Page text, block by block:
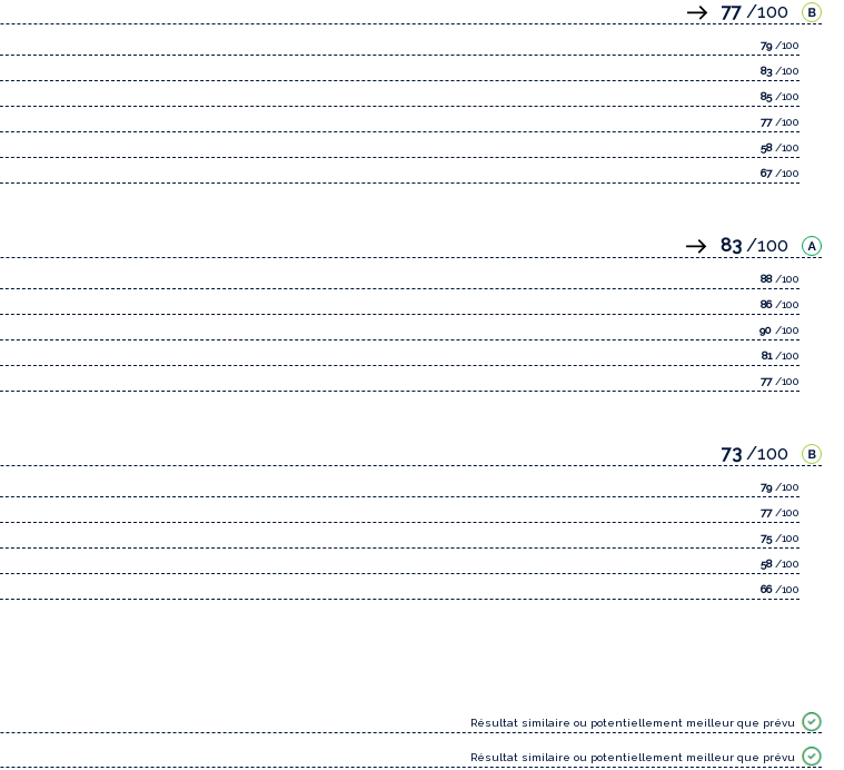
77 /100
79/100
83/100
85/100
77/100
58/100
67/100
83 /100
88/100
86/100
90 /100
81/100
77/100
73 /100
79/100
77/100
75/100
58/100
66/100
Résultat similaire ou potentiellement meilleur que prévu
Résultat similaire ou potentiellement meilleur que prévu